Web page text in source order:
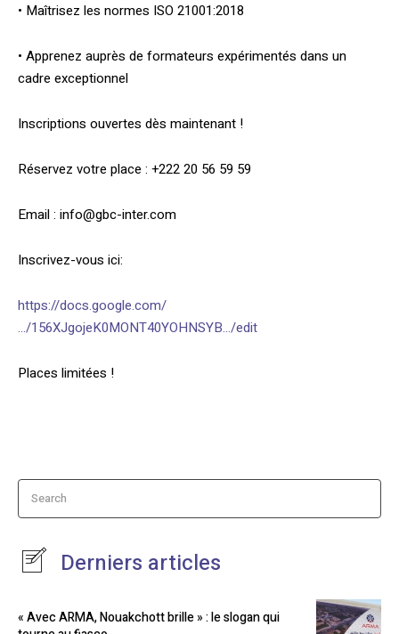
• Maîtrisez les normes ISO 21001:2018
• Apprenez auprès de formateurs expérimentés dans un
cadre exceptionnel
Inscriptions ouvertes dès maintenant !
Réservez votre place : +222 20 56 59 59
Email : info@gbc-inter.com
Inscrivez-vous ici:
https://docs.google.com/
…/156XJgojeK0MONT40YOHNSYB…/edit
Places limitées !
Search
Derniers articles
« Avec ARMA, Nouakchott brille » : le slogan qui